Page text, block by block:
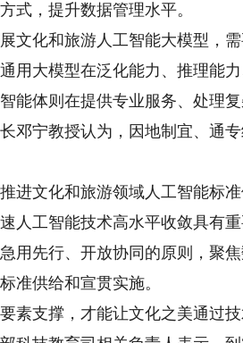
式，提升数据管理水平。
化和旅游人工智能大模型，需
用大模型在泛化能力、推理能
能体则在提供专业服务、处理
邓宁教授认为，因地制宜、通
文化和旅游领域人工智能标
人工智能技术高水平收敛具有
用先行、开放协同的原则，聚
准供给和宣贯实施。
支撑，才能让文化之美通过